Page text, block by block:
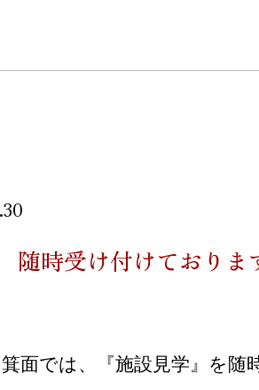
随時受け付けておりま
面では、『施設見学』を随